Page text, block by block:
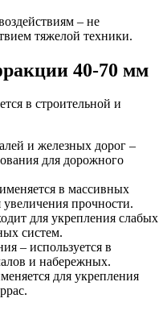
– не
тяжелой техники.
40-70 мм
в строительной и
и железных дорог –
для дорожного
в массивных
прочности.
для укрепления слабых
систем.
– используется в
и набережных.
для укрепления